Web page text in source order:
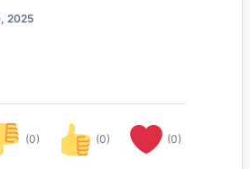
2025
(0) (0) (0)